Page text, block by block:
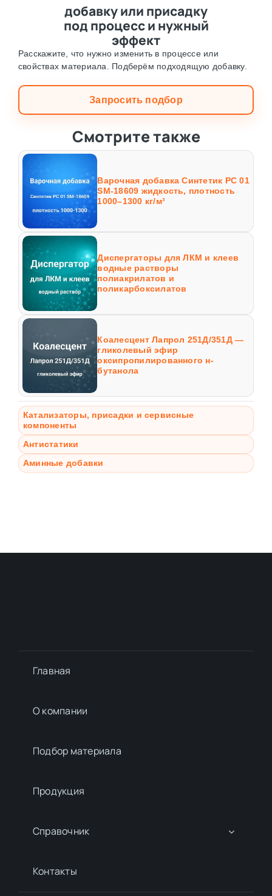
добавку или присадку
под процесс и нужный
эффект
Расскажите, что нужно изменить в процессе или
свойствах материала. Подберём подходящую добавку.
Запросить подбор
Смотрите также
Варочная добавка Синтетик РС 01
SM-18609 жидкость, плотность
1000–1300 кг/м³
Диспергаторы для ЛКМ и клеев
водные растворы
полиакрилатов и
поликарбоксилатов
Коалесцент Лапрол 251Д/351Д —
гликолевый эфир
оксипропилированного н-
бутанола
Катализаторы, присадки и сервисные
компоненты
Антистатики
Аминные добавки
Главная
О компании
Подбор материалa
Продукция
Справочник
Контакты